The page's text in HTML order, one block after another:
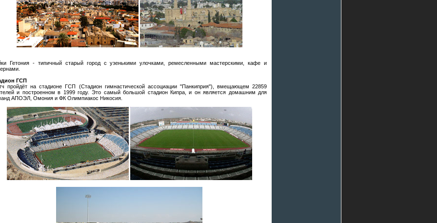
Гетония - типичный старый город с узенькими улочками, ремесленными мастерскими, кафе и
ГСП
пройдёт на стадионе ГСП (Стадион гимнастической ассоциации "Панкиприя"), вмещающем 22859
и построенном в 1999 году. Это самый большой стадион Кипра, и он является домашним для
АПОЭЛ, Омония и ФК Олимпиакос Никосия.